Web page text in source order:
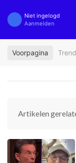
Niet ingelogd
Aanmelden
Voorpagina
Artikelen